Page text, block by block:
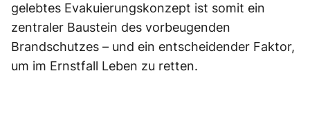
gelebtes Evakuierungskonzept ist somit ein
zentraler Baustein des vorbeugenden
Brandschutzes – und ein entscheidender Faktor,
um im Ernstfall Leben zu retten.